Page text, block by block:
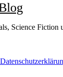
Science Fiction